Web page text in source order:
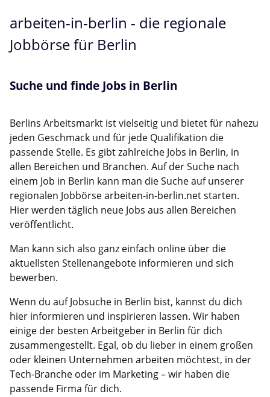
arbeiten-in-berlin - die regionale
Jobbörse für Berlin
Suche und finde Jobs in Berlin
Berlins Arbeitsmarkt ist vielseitig und bietet für nahezu
jeden Geschmack und für jede Qualifikation die
passende Stelle. Es gibt zahlreiche Jobs in Berlin, in
allen Bereichen und Branchen. Auf der Suche nach
einem Job in Berlin kann man die Suche auf unserer
regionalen Jobbörse arbeiten-in-berlin.net starten.
Hier werden täglich neue Jobs aus allen Bereichen
veröffentlicht.
Man kann sich also ganz einfach online über die
aktuellsten Stellenangebote informieren und sich
bewerben.
Wenn du auf Jobsuche in Berlin bist, kannst du dich
hier informieren und inspirieren lassen. Wir haben
einige der besten Arbeitgeber in Berlin für dich
zusammengestellt. Egal, ob du lieber in einem großen
oder kleinen Unternehmen arbeiten möchtest, in der
Tech-Branche oder im Marketing – wir haben die
passende Firma für dich.